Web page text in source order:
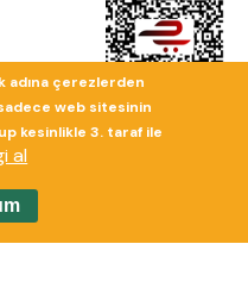
adına çerezlerden
web sitesinin
kesinlikle 3. taraf ile
al